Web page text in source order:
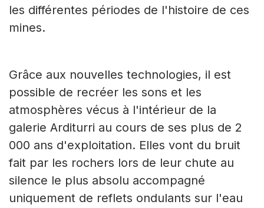
les différentes périodes de l'histoire de ces
mines.
Grâce aux nouvelles technologies, il est
possible de recréer les sons et les
atmosphères vécus à l'intérieur de la
galerie Arditurri au cours de ses plus de 2
000 ans d'exploitation. Elles vont du bruit
fait par les rochers lors de leur chute au
silence le plus absolu accompagné
uniquement de reflets ondulants sur l'eau